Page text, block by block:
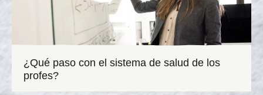
¿Qué paso con el sistema de salud de los
profes?